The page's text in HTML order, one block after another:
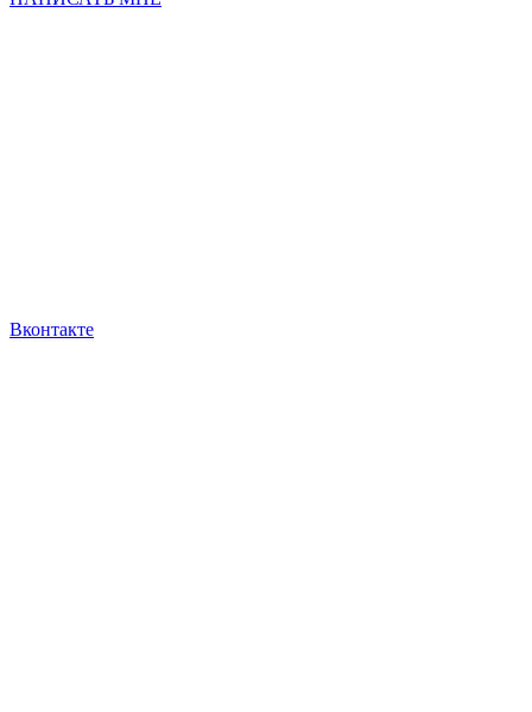
Вконтакте